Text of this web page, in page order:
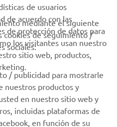
de usuarios
de acuerdo con las
de protección de datos para
los visitantes usan nuestro
sitio web, productos,
mediante el siguiente
de seguimiento /
sociales:
/ publicidad para mostrarle
nuestros productos y
en nuestro sitio web y
incluidas plataformas de
en función de su